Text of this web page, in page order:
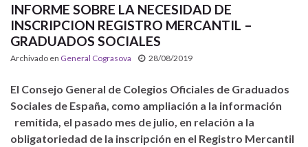
INFORME SOBRE LA NECESIDAD DE
INSCRIPCION REGISTRO MERCANTIL –
GRADUADOS SOCIALES
Archivado en General Cograsova 28/08/2019
El Consejo General de Colegios Oficiales de Graduados
Sociales de España, como ampliación a la información
remitida, el pasado mes de julio, en relación a la
obligatoriedad de la inscripción en el Registro Mercantil